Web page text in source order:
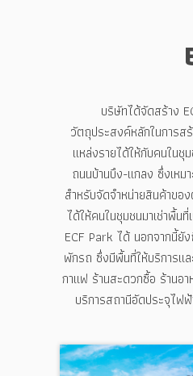
บริษัทได้จัดสร้าง
วัตถุประสงค์หลักในการส
แหล่งรายได้ให้กับคนใน
ถนนบ้านบึง-แกลง ซึ่งเหม
สำหรับจัดจำหน่ายสินค้าขอ
ได้ให้คนในชุมชนมาเช่าพื้น
ECF Park ได้ นอกจากนี้ยั
พักรถ ซึ่งมีพื้นที่ให้บริการแ
กาแฟ ร้านสะดวกซื้อ ร้านอ
บริการสถานีอัดประจุไฟ